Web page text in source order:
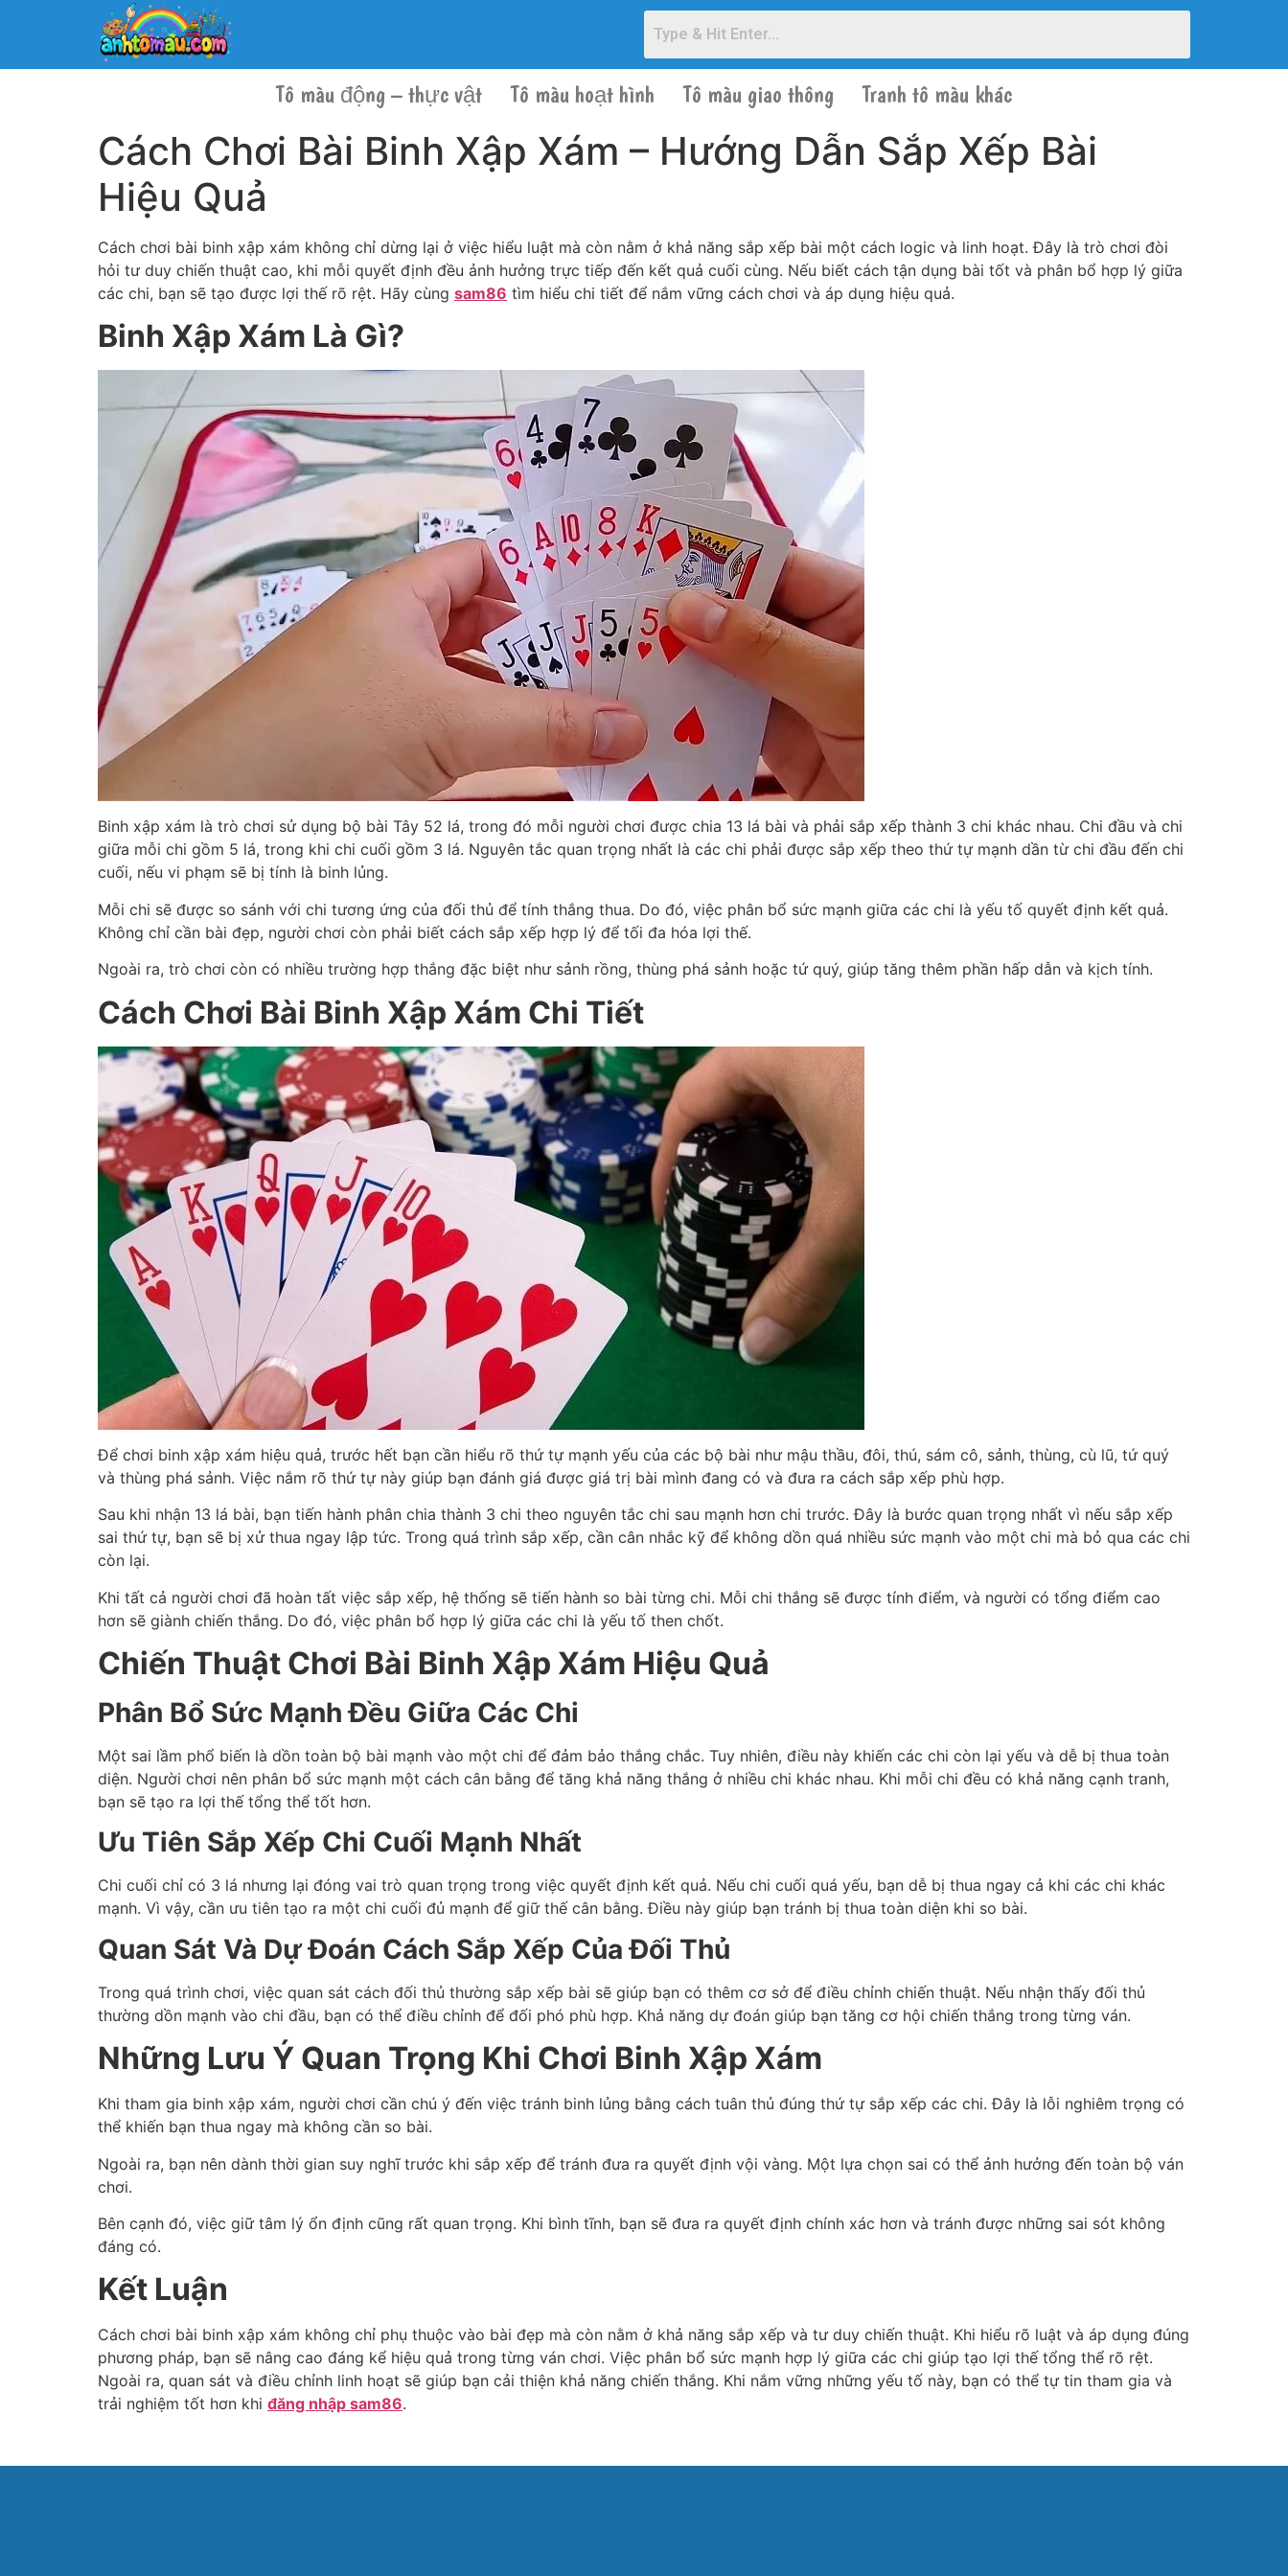
Tô màu động – thực vật Tô màu hoạt hình Tô màu giao thông Tranh tô màu khác
Cách Chơi Bài Binh Xập Xám – Hướng Dẫn Sắp Xếp Bài
Hiệu Quả
Cách chơi bài binh xập xám không chỉ dừng lại ở việc hiểu luật mà còn nằm ở khả năng sắp xếp bài một cách logic và linh hoạt. Đây là trò chơi đòi
hỏi tư duy chiến thuật cao, khi mỗi quyết định đều ảnh hưởng trực tiếp đến kết quả cuối cùng. Nếu biết cách tận dụng bài tốt và phân bổ hợp lý giữa
các chi, bạn sẽ tạo được lợi thế rõ rệt. Hãy cùng sam86 tìm hiểu chi tiết để nắm vững cách chơi và áp dụng hiệu quả.
Binh Xập Xám Là Gì?
Binh xập xám là trò chơi sử dụng bộ bài Tây 52 lá, trong đó mỗi người chơi được chia 13 lá bài và phải sắp xếp thành 3 chi khác nhau. Chi đầu và chi
giữa mỗi chi gồm 5 lá, trong khi chi cuối gồm 3 lá. Nguyên tắc quan trọng nhất là các chi phải được sắp xếp theo thứ tự mạnh dần từ chi đầu đến chi
cuối, nếu vi phạm sẽ bị tính là binh lủng.
Mỗi chi sẽ được so sánh với chi tương ứng của đối thủ để tính thắng thua. Do đó, việc phân bổ sức mạnh giữa các chi là yếu tố quyết định kết quả.
Không chỉ cần bài đẹp, người chơi còn phải biết cách sắp xếp hợp lý để tối đa hóa lợi thế.
Ngoài ra, trò chơi còn có nhiều trường hợp thắng đặc biệt như sảnh rồng, thùng phá sảnh hoặc tứ quý, giúp tăng thêm phần hấp dẫn và kịch tính.
Cách Chơi Bài Binh Xập Xám Chi Tiết
Để chơi binh xập xám hiệu quả, trước hết bạn cần hiểu rõ thứ tự mạnh yếu của các bộ bài như mậu thầu, đôi, thú, sám cô, sảnh, thùng, cù lũ, tứ quý
và thùng phá sảnh. Việc nắm rõ thứ tự này giúp bạn đánh giá được giá trị bài mình đang có và đưa ra cách sắp xếp phù hợp.
Sau khi nhận 13 lá bài, bạn tiến hành phân chia thành 3 chi theo nguyên tắc chi sau mạnh hơn chi trước. Đây là bước quan trọng nhất vì nếu sắp xếp
sai thứ tự, bạn sẽ bị xử thua ngay lập tức. Trong quá trình sắp xếp, cần cân nhắc kỹ để không dồn quá nhiều sức mạnh vào một chi mà bỏ qua các chi
còn lại.
Khi tất cả người chơi đã hoàn tất việc sắp xếp, hệ thống sẽ tiến hành so bài từng chi. Mỗi chi thắng sẽ được tính điểm, và người có tổng điểm cao
hơn sẽ giành chiến thắng. Do đó, việc phân bổ hợp lý giữa các chi là yếu tố then chốt.
Chiến Thuật Chơi Bài Binh Xập Xám Hiệu Quả
Phân Bổ Sức Mạnh Đều Giữa Các Chi
Một sai lầm phổ biến là dồn toàn bộ bài mạnh vào một chi để đảm bảo thắng chắc. Tuy nhiên, điều này khiến các chi còn lại yếu và dễ bị thua toàn
diện. Người chơi nên phân bổ sức mạnh một cách cân bằng để tăng khả năng thắng ở nhiều chi khác nhau. Khi mỗi chi đều có khả năng cạnh tranh,
bạn sẽ tạo ra lợi thế tổng thể tốt hơn.
Ưu Tiên Sắp Xếp Chi Cuối Mạnh Nhất
Chi cuối chỉ có 3 lá nhưng lại đóng vai trò quan trọng trong việc quyết định kết quả. Nếu chi cuối quá yếu, bạn dễ bị thua ngay cả khi các chi khác
mạnh. Vì vậy, cần ưu tiên tạo ra một chi cuối đủ mạnh để giữ thế cân bằng. Điều này giúp bạn tránh bị thua toàn diện khi so bài.
Quan Sát Và Dự Đoán Cách Sắp Xếp Của Đối Thủ
Trong quá trình chơi, việc quan sát cách đối thủ thường sắp xếp bài sẽ giúp bạn có thêm cơ sở để điều chỉnh chiến thuật. Nếu nhận thấy đối thủ
thường dồn mạnh vào chi đầu, bạn có thể điều chỉnh để đối phó phù hợp. Khả năng dự đoán giúp bạn tăng cơ hội chiến thắng trong từng ván.
Những Lưu Ý Quan Trọng Khi Chơi Binh Xập Xám
Khi tham gia binh xập xám, người chơi cần chú ý đến việc tránh binh lủng bằng cách tuân thủ đúng thứ tự sắp xếp các chi. Đây là lỗi nghiêm trọng có
thể khiến bạn thua ngay mà không cần so bài.
Ngoài ra, bạn nên dành thời gian suy nghĩ trước khi sắp xếp để tránh đưa ra quyết định vội vàng. Một lựa chọn sai có thể ảnh hưởng đến toàn bộ ván
chơi.
Bên cạnh đó, việc giữ tâm lý ổn định cũng rất quan trọng. Khi bình tĩnh, bạn sẽ đưa ra quyết định chính xác hơn và tránh được những sai sót không
đáng có.
Kết Luận
Cách chơi bài binh xập xám không chỉ phụ thuộc vào bài đẹp mà còn nằm ở khả năng sắp xếp và tư duy chiến thuật. Khi hiểu rõ luật và áp dụng đúng
phương pháp, bạn sẽ nâng cao đáng kể hiệu quả trong từng ván chơi. Việc phân bổ sức mạnh hợp lý giữa các chi giúp tạo lợi thế tổng thể rõ rệt.
Ngoài ra, quan sát và điều chỉnh linh hoạt sẽ giúp bạn cải thiện khả năng chiến thắng. Khi nắm vững những yếu tố này, bạn có thể tự tin tham gia và
trải nghiệm tốt hơn khi đăng nhập sam86.